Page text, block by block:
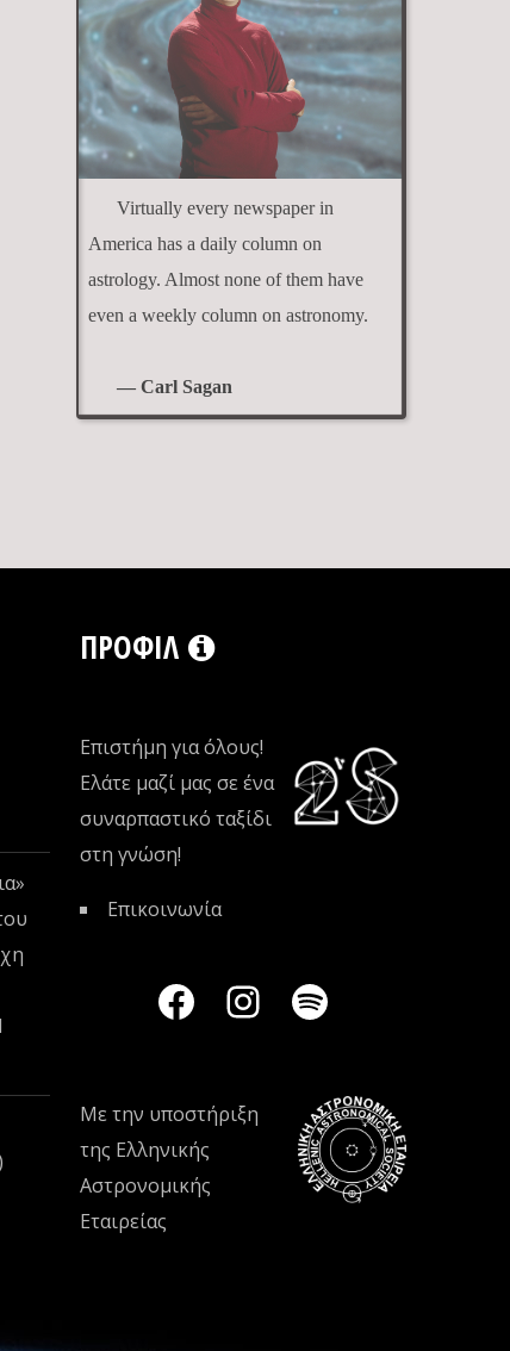
Virtually every newspaper in
America has a daily column on
astrology. Almost none of them have
even a weekly column on astronomy.
— Carl Sagan
ΠΡΟΦΊΛ
Επιστήμη για όλους!
Ελάτε μαζί μας σε ένα
συναρπαστικό ταξίδι
στη γνώση!
Επικοινωνία
Με την υποστήριξη
της Ελληνικής
Αστρονομικής
Εταιρείας